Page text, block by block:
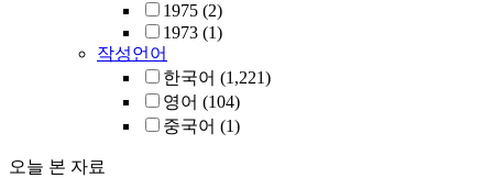
1975 (2)
1973 (1)
작성언어
한국어 (1,221)
영어 (104)
중국어 (1)
오늘 본 자료